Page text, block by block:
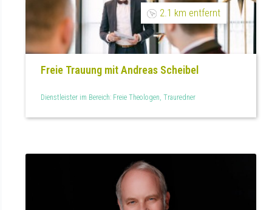
2.1 km entfernt
Freie Trauung mit Andreas Scheibel
Dienstleister im Bereich: Freie Theologen, Trauredner